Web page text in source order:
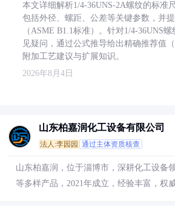
本文详细解析1/4-36UNS-2A螺纹的标准
包括外径、螺距、公差等关键参数，并
（ASME B1.1标准）。针对1/4-36UNS
见疑问，通过公式推导给出精确推荐值
附加工艺建议与扩展知识。
2026年8月4日
山东柏嘉润化工设备有限公司
法人:李园园 通过主体资质核查
山东柏嘉润，位于淄博市，深耕化工设备
等多样产品，2021年成立，经验丰富，权威